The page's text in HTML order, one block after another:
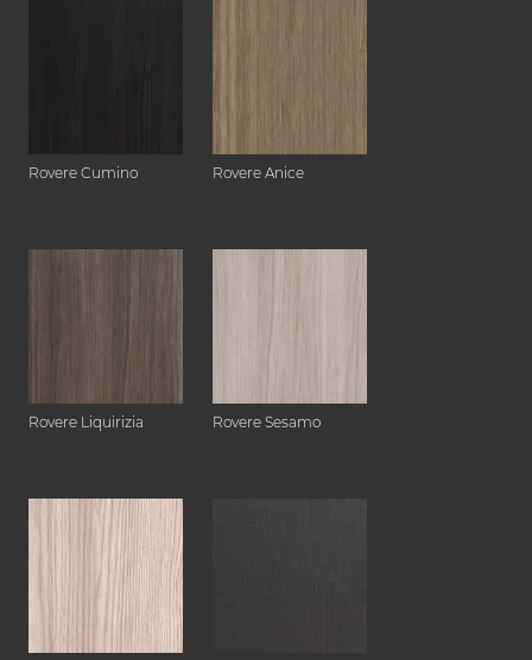
Rovere Cumino Rovere Anice
Rovere Liquirizia Rovere Sesamo